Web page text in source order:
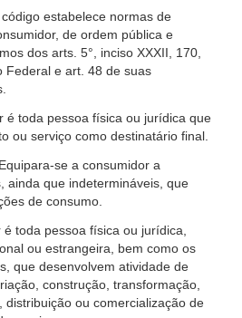
estabelece normas de
de ordem pública e
dos arts. 5°, inciso XXXII, 170,
Federal e art. 48 de suas
é toda pessoa física ou jurídica que
ou serviço como destinatário final.
Equipara-se a consumidor a
ainda que indetermináveis, que
de consumo.
é toda pessoa física ou jurídica,
ou estrangeira, bem como os
que desenvolvem atividade de
construção, transformação,
distribuição ou comercialização de